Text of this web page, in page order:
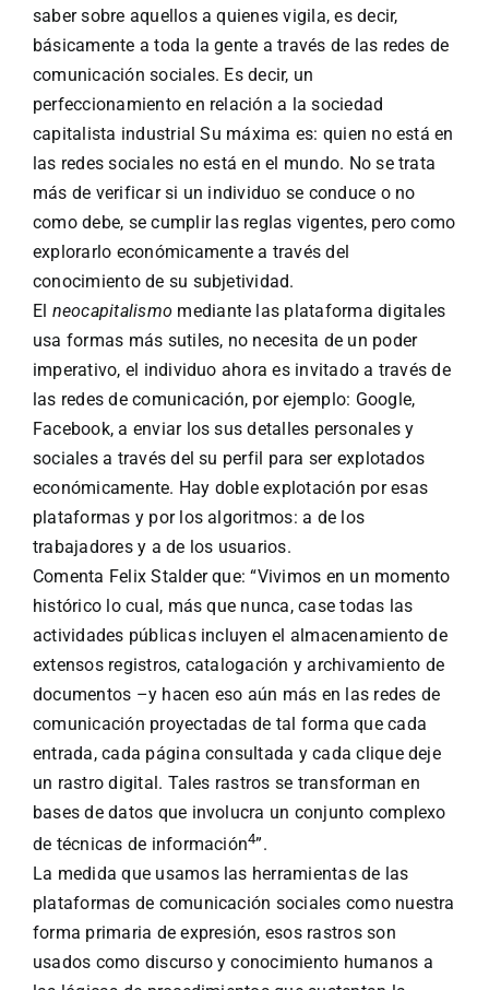
saber sobre aquellos a quienes vigila, es decir,
básicamente a toda la gente a través de las redes de
comunicación sociales. Es decir, un
perfeccionamiento en relación a la sociedad
capitalista industrial Su máxima es: quien no está en
las redes sociales no está en el mundo. No se trata
más de verificar si un individuo se conduce o no
como debe, se cumplir las reglas vigentes, pero como
explorarlo económicamente a través del
conocimiento de su subjetividad.
El neocapitalismo mediante las plataforma digitales
usa formas más sutiles, no necesita de un poder
imperativo, el individuo ahora es invitado a través de
las redes de comunicación, por ejemplo: Google,
Facebook, a enviar los sus detalles personales y
sociales a través del su perfil para ser explotados
económicamente. Hay doble explotación por esas
plataformas y por los algoritmos: a de los
trabajadores y a de los usuarios.
Comenta Felix Stalder que: “Vivimos en un momento
histórico lo cual, más que nunca, case todas las
actividades públicas incluyen el almacenamiento de
extensos registros, catalogación y archivamiento de
documentos –y hacen eso aún más en las redes de
comunicación proyectadas de tal forma que cada
entrada, cada página consultada y cada clique deje
un rastro digital. Tales rastros se transforman en
bases de datos que involucra un conjunto complexo
de técnicas de información4”.
La medida que usamos las herramientas de las
plataformas de comunicación sociales como nuestra
forma primaria de expresión, esos rastros son
usados como discurso y conocimiento humanos a